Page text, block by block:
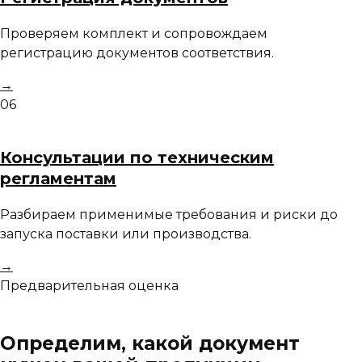
Проверяем комплект и сопровождаем
регистрацию документов соответствия.
→
06
Консультации по техническим
регламентам
Разбираем применимые требования и риски до
запуска поставки или производства.
→
Предварительная оценка
Определим, какой документ